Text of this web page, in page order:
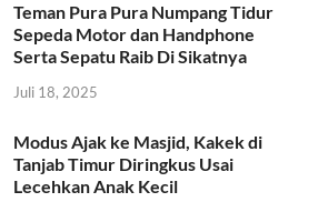
Teman Pura Pura Numpang Tidur
Sepeda Motor dan Handphone
Serta Sepatu Raib Di Sikatnya
Juli 18, 2025
Modus Ajak ke Masjid, Kakek di
Tanjab Timur Diringkus Usai
Lecehkan Anak Kecil